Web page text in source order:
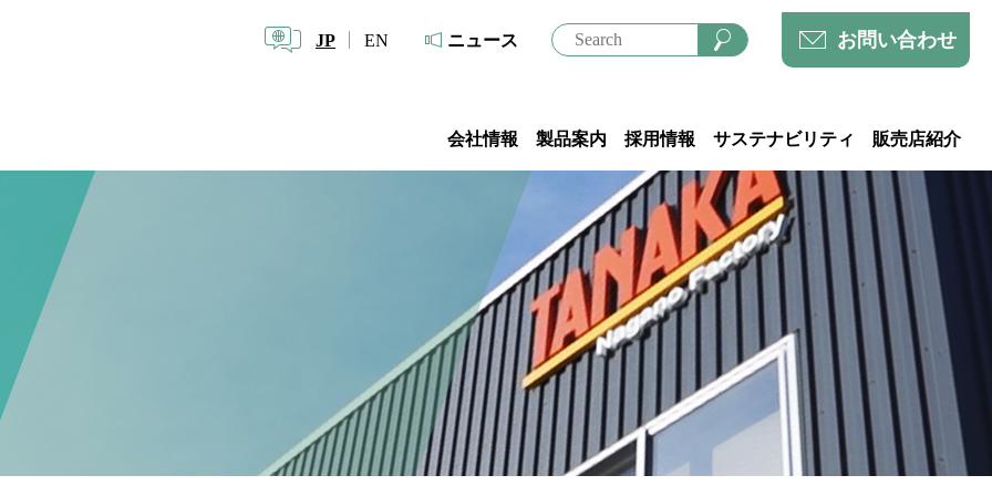
JP EN ニュース お問い合わせ
会社情報 製品案内 採用情報 サステナビリティ 販売店紹介